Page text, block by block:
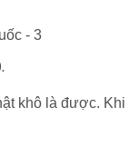
khô là được. Khi